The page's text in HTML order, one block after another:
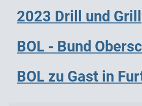
2023 Drill und Grill
BOL - Bund
BOL zu Gast in